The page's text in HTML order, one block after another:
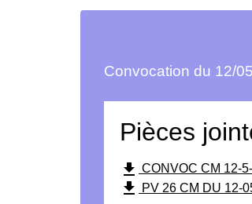
Convocation du 12/
Pièces
file_download CONVOC CM 12-
file_download PV 26 CM DU 12-